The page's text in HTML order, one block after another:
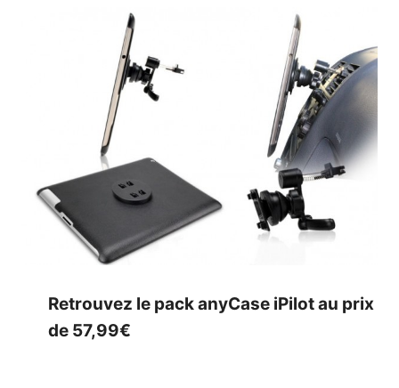
Retrouvez le pack anyCase iPilot au prix
de 57,99€